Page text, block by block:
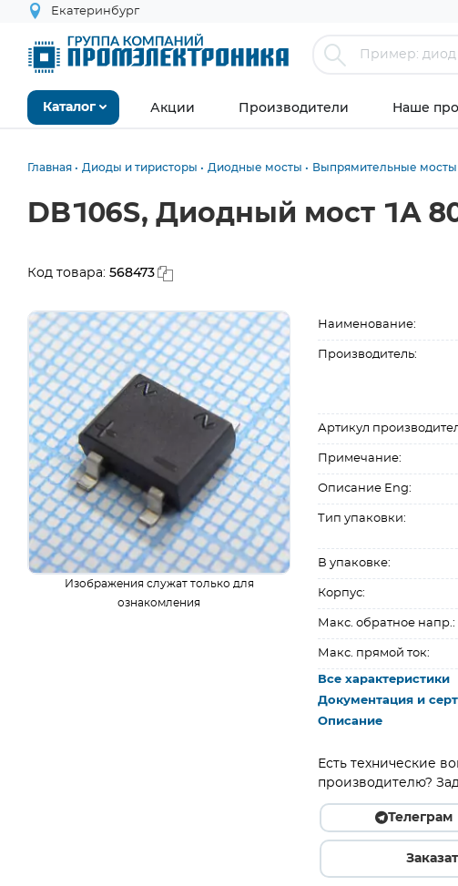
Екатеринбург
Каталог Акции Производители Наше
Главная Диоды и тиристоры Диодные мосты Выпрямительные мосты
DB106S, Диодный мост 1А
Код товара: 568473
Изображения служат только для
ознакомления
Наименование:
Производитель:
Артикул
Примечание:
Описание Eng:
Тип упаковки:
В упаковке:
Корпус:
Макс. обратное напр.:
Макс. прямой ток:
Все характеристики
Документация и
Описание
Есть технические
производителю?
Телеграм